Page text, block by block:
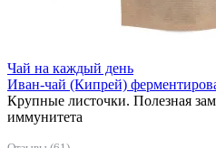
Чай на каждый день
Иван-чай (Кипрей)
Крупные листочки. Полезная
иммунитета